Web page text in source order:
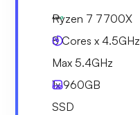
Ryzen 7 7700X
8 Cores x 4.5GHz
Max 5.4GHz
1x960GB
SSD